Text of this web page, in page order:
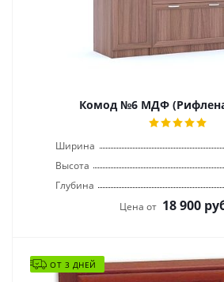
Комод №6 МДФ
Ширина
Высота
Глубина
Цена от 18 900
ОТ 3 ДНЕЙ